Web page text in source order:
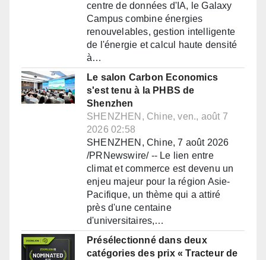
centre de données d'IA, le Galaxy
Campus combine énergies
renouvelables, gestion intelligente
de l'énergie et calcul haute densité
à…
Le salon Carbon Economics
s'est tenu à la PHBS de
Shenzhen
SHENZHEN, Chine, ven., août 7
2026 02:58
SHENZHEN, Chine, 7 août 2026
/PRNewswire/ -- Le lien entre
climat et commerce est devenu un
enjeu majeur pour la région Asie-
Pacifique, un thème qui a attiré
près d'une centaine
d'universitaires,…
Présélectionné dans deux
catégories des prix « Tracteur de